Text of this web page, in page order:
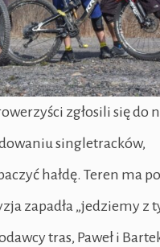
zgłosili się do
singletracków,
hałdę. Teren ma
zapadła „jedziemy z
tras, Paweł i